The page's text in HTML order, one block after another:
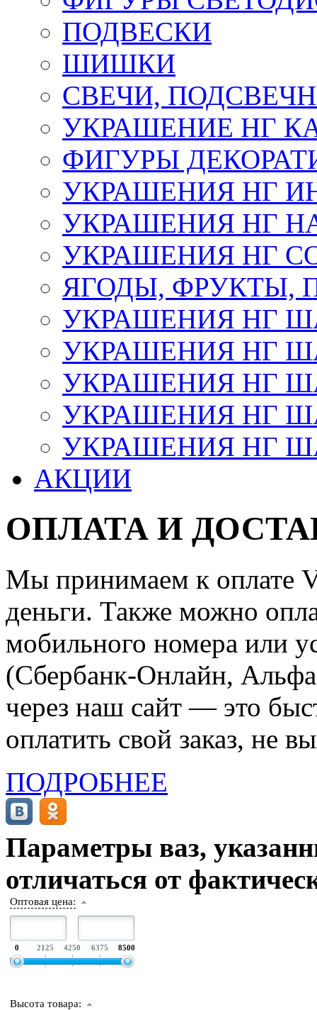
ПОДВЕСКИ
ШИШКИ
СВЕЧИ,
УКРАШЕНИЕ НГ
ФИГУРЫ
УКРАШЕНИЯ НГ
УКРАШЕНИЯ НГ
УКРАШЕНИЯ НГ
ЯГОДЫ, ФРУКТЫ,
УКРАШЕНИЯ НГ
УКРАШЕНИЯ НГ
УКРАШЕНИЯ НГ
УКРАШЕНИЯ НГ
УКРАШЕНИЯ НГ
АКЦИИ
ОПЛАТА И
Мы принимаем к оплате
деньги. Также можно
мобильного номера или
(Сбербанк-Онлайн,
через наш сайт — это
оплатить свой заказ, не
ПОДРОБНЕЕ
Параметры ваз,
отличаться от
Оптовая цена:
0 2125 4250 6375 8500
Высота товара: